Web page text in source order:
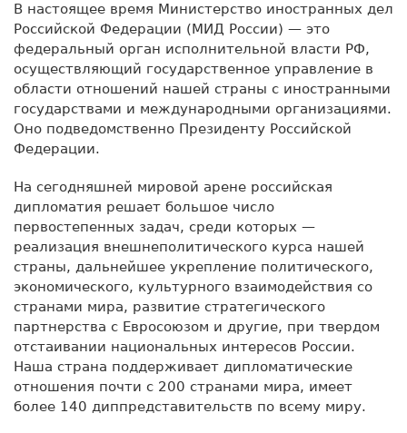
В настоящее время Министерство иностранных дел
Российской Федерации (МИД России) — это
федеральный орган исполнительной власти РФ,
осуществляющий государственное управление в
области отношений нашей страны с иностранными
государствами и международными организациями.
Оно подведомственно Президенту Российской
Федерации.
На сегодняшней мировой арене российская
дипломатия решает большое число
первостепенных задач, среди которых —
реализация внешнеполитического курса нашей
страны, дальнейшее укрепление политического,
экономического, культурного взаимодействия со
странами мира, развитие стратегического
партнерства с Евросоюзом и другие, при твердом
отстаивании национальных интересов России.
Наша страна поддерживает дипломатические
отношения почти с 200 странами мира, имеет
более 140 диппредставительств по всему миру.